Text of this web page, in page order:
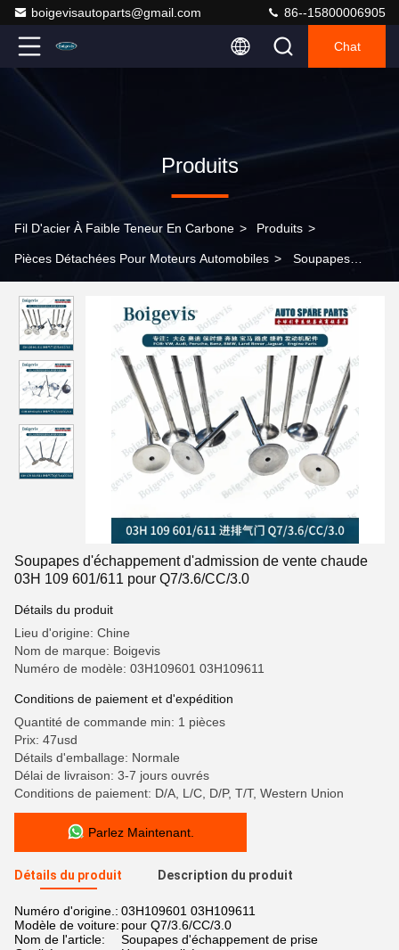
boigevisautoparts@gmail.com 86--15800006905
Chat
Produits
Fil D'acier À Faible Teneur En Carbone > Produits >
Pièces Détachées Pour Moteurs Automobiles > Soupapes
pour Q7/3.6/CC/3.0
Soupapes d'échappement d'admission de vente chaude
03H 109 601/611 pour Q7/3.6/CC/3.0
Détails du produit
Lieu d'origine: Chine
Nom de marque: Boigevis
Numéro de modèle: 03H109601 03H109611
Conditions de paiement et d'expédition
Quantité de commande min: 1 pièces
Prix: 47usd
Détails d'emballage: Normale
Délai de livraison: 3-7 jours ouvrés
Conditions de paiement: D/A, L/C, D/P, T/T, Western Union
Parlez Maintenant.
Détails du produit Description du produit
Numéro d'origine.: 03H109601 03H109611
Modèle de voiture: pour Q7/3.6/CC/3.0
Nom de l'article:
Soupapes d'échappement de prise